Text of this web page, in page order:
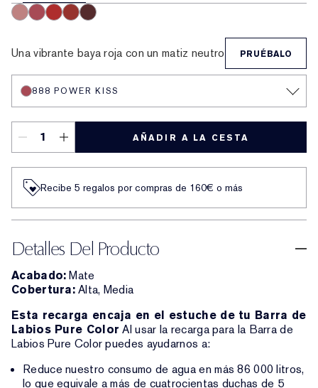
Una vibrante baya roja con un matiz neutro
PRUÉBALO
888 POWER KISS
AÑADIR A LA CESTA
Recibe 5 regalos por compras de 160€ o más
Detalles Del Producto
Acabado: Mate
Cobertura:Alta, Media
Esta recarga encaja en el estuche de tu Barra de
Labios Pure Color Al usar la recarga para la Barra de
Labios Pure Color puedes ayudarnos a:
Reduce nuestro consumo de agua en más 86 000 litros,
lo que equivale a más de cuatrocientas duchas de 5